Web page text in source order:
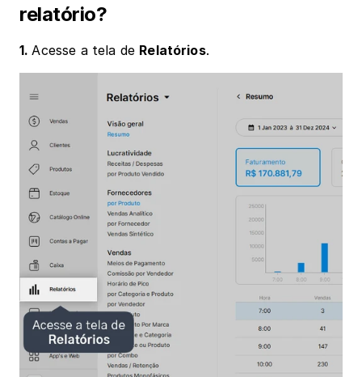
relatório?
1. Acesse a tela de Relatórios.